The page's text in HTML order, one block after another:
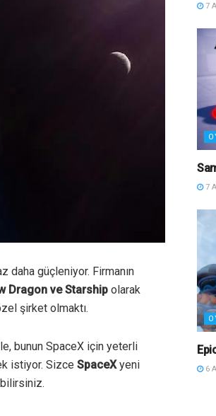
daha güçleniyor. Firmanın
Dragon ve Starship olarak
şirket olmaktı.
bunun SpaceX için yeterli
istiyor. Sizce SpaceXyeni
7
7
6